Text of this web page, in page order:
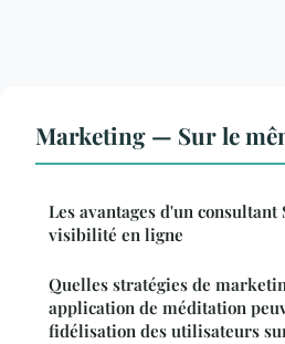
Marketing — Sur le
Les avantages d'un consultant
visibilité en ligne
Quelles stratégies de
application de méditation
fidélisation des utilisateurs